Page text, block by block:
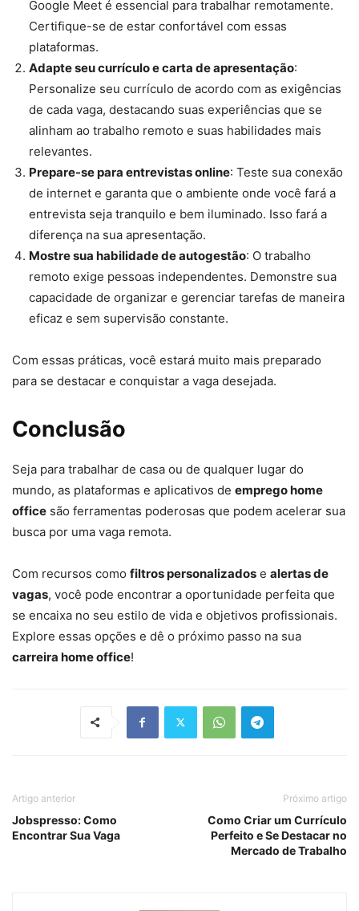
Google Meet é essencial para trabalhar remotamente.
Certifique-se de estar confortável com essas
plataformas.
Adapte seu currículo e carta de apresentação:
Personalize seu currículo de acordo com as exigências
de cada vaga, destacando suas experiências que se
alinham ao trabalho remoto e suas habilidades mais
relevantes.
Prepare-se para entrevistas online: Teste sua conexão
de internet e garanta que o ambiente onde você fará a
entrevista seja tranquilo e bem iluminado. Isso fará a
diferença na sua apresentação.
Mostre sua habilidade de autogestão: O trabalho
remoto exige pessoas independentes. Demonstre sua
capacidade de organizar e gerenciar tarefas de maneira
eficaz e sem supervisão constante.
Com essas práticas, você estará muito mais preparado
para se destacar e conquistar a vaga desejada.
Conclusão
Seja para trabalhar de casa ou de qualquer lugar do
mundo, as plataformas e aplicativos de emprego home
office são ferramentas poderosas que podem acelerar sua
busca por uma vaga remota.
Com recursos como filtros personalizados e alertas de
vagas, você pode encontrar a oportunidade perfeita que
se encaixa no seu estilo de vida e objetivos profissionais.
Explore essas opções e dê o próximo passo na sua
carreira home office!
Artigo anterior
Jobspresso: Como
Encontrar Sua Vaga
Próximo artigo
Como Criar um Currículo
Perfeito e Se Destacar no
Mercado de Trabalho